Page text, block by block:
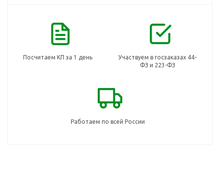
Посчитаем КП за 1 день
Участвуем в госзаказах 44-
ФЗ и 223-ФЗ
Работаем по всей России